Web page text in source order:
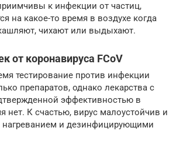
к инфекции от частиц,
на какое-то время в воздухе когда
чихают или выдыхают.
от коронавируса FCoV
тестирование против инфекции
препаратов, однако лекарства с
эффективностью в
нет. К счастью, вирус малоустойчив и
нагреванием и дезинфицирующими